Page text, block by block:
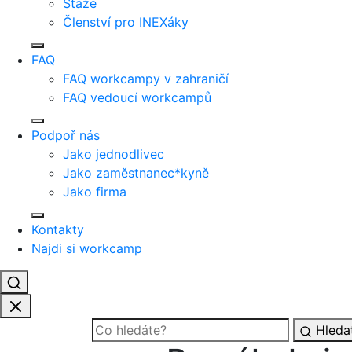
Členství pro INEXáky
FAQ
FAQ workcampy v zahraničí
FAQ vedoucí workcampů
Podpoř nás
Jako jednodlivec
Jako zaměstnanec*kyně
Jako firma
Kontakty
Najdi si workcamp